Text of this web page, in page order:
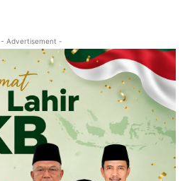
- Advertisement -